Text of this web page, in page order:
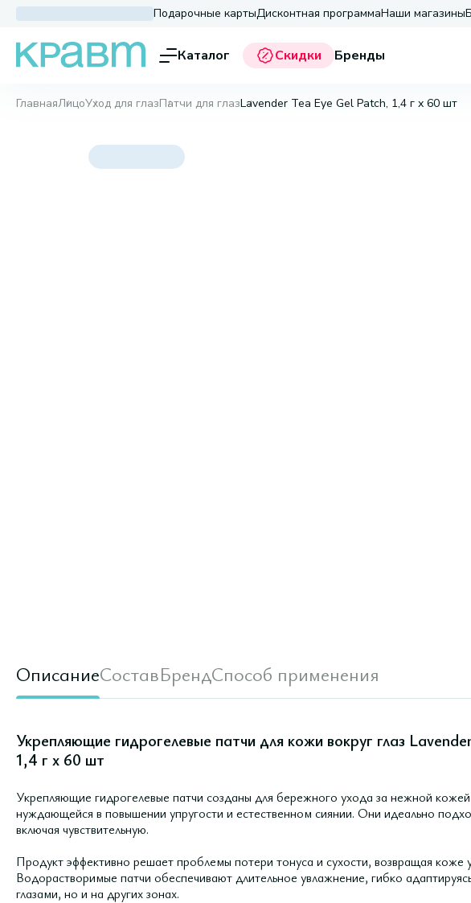
Подарочные картыДисконтная программаНаши магазины
Каталог Скидки Бренды
ГлавнаяЛицоУход для глазПатчи для глазLavender Tea Eye Gel Patch, 1,4 г х 60 шт
ОписаниеСоставБрендСпособ применения
Укрепляющие гидрогелевые патчи для кожи вокруг глаз
1,4 г х 60 шт
Укрепляющие гидрогелевые патчи созданы для бережного ухода за нежной кожей
нуждающейся в повышении упругости и естественном сиянии. Они идеально
включая чувствительную.
Продукт эффективно решает проблемы потери тонуса и сухости, возвращая коже
Водорастворимые патчи обеспечивают длительное увлажнение, гибко
глазами, но и на других зонах.